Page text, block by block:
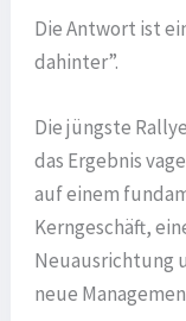
Die Antwort ist
dahinter”.
Die jüngste
das Ergebnis
auf einem
Kerngeschäft,
Neuausrichtung
neue